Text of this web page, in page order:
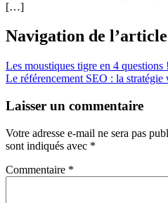
[…]
Navigation de l’article
Les moustiques tigre en 4 questions !
Le référencement SEO : la
Laisser un commentaire
Votre adresse e-mail ne sera pas
sont indiqués avec *
Commentaire *